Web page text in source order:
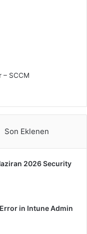
– SCCM
Son Eklenen
2026 Security
in Intune Admin